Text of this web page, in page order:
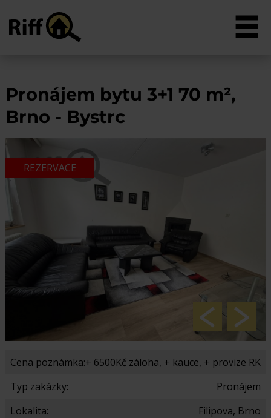
Pronájem bytu 3+1 70 m²,
Brno - Bystrc
REZERVACE
Cena poznámka:+ 6500Kč záloha, + kauce, + provize RK
Typ zakázky:
Pronájem
Lokalita:
Filipova, Brno